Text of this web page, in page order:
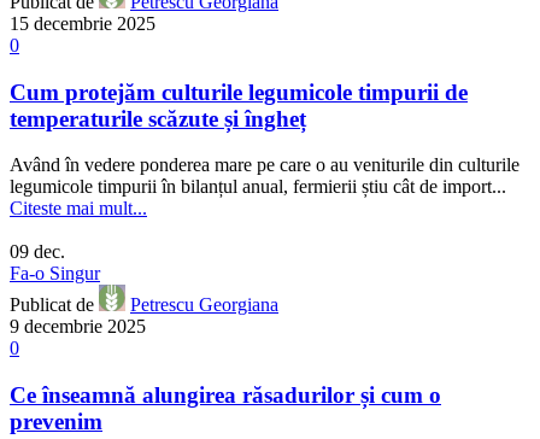
15 decembrie 2025
0
Cum protejăm culturile legumicole timpurii de
temperaturile scăzute și îngheț
Având în vedere ponderea mare pe care o au veniturile din culturile
legumicole timpurii în bilanțul anual, fermierii știu cât de import...
Citeste mai mult...
09 dec.
Fa-o Singur
Publicat de
Petrescu Georgiana
9 decembrie 2025
0
Ce înseamnă alungirea răsadurilor și cum o
prevenim